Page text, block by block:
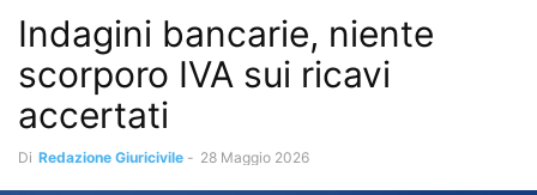
Indagini bancarie, niente
scorporo IVA sui ricavi
accertati
Di Redazione Giuricivile - 28 Maggio 2026